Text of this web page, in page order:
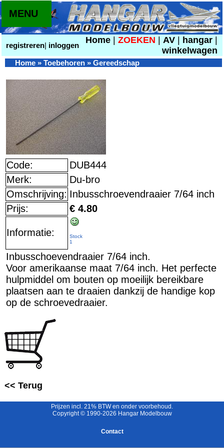
registreren| inloggen
Home ZOEKEN AV hangar
winkelwagen
MENU
Home » Toebehoren » Gereedschap
Code:
DUB444
Merk:
Du-bro
Omschrijving: Inbusschroevendraaier 7/64 inch
Prijs:
€ 4.80
Informatie:
Stock
1
Inbusschoevendraaier 7/64 inch.
Voor amerikaanse maat 7/64 inch. Het perfecte
hulpmiddel om bouten op moeilijk bereikbare
plaatsen aan te draaien dankzij de handige kop
op de schroevedraaier.
<< Terug
Prijzen incl. 21% BTW en onder voorbehoud.
Copyright © 1990-2026 Hangar Modelbouw
Contact